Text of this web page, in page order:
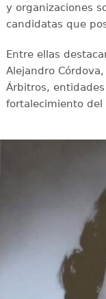
y organizaciones
candidatas que
Entre ellas
Alejandro
Árbitros,
fortalecimiento del